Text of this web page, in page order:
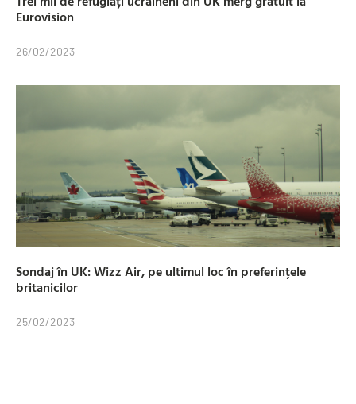
Eurovision
26/02/2023
Sondaj în UK: Wizz Air, pe ultimul loc în preferințele
britanicilor
25/02/2023